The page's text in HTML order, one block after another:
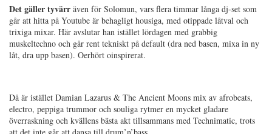
Det gäller tyvärr även för Solomun, vars flera timmar långa dj-set som
går att hitta på Youtube är behagligt housiga, med otippade låtval och
trixiga mixar. Här avslutar han istället lördagen med grabbig
muskeltechno och går rent tekniskt på default (dra ned basen, mixa in ny
låt, dra upp basen). Oerhört oinspirerat.
Då är istället Damian Lazarus & The Ancient Moons mix av afrobeats,
electro, peppiga trummor och souliga rytmer en mycket gladare
överraskning och kvällens bästa akt tillsammans med Technimatic, trots